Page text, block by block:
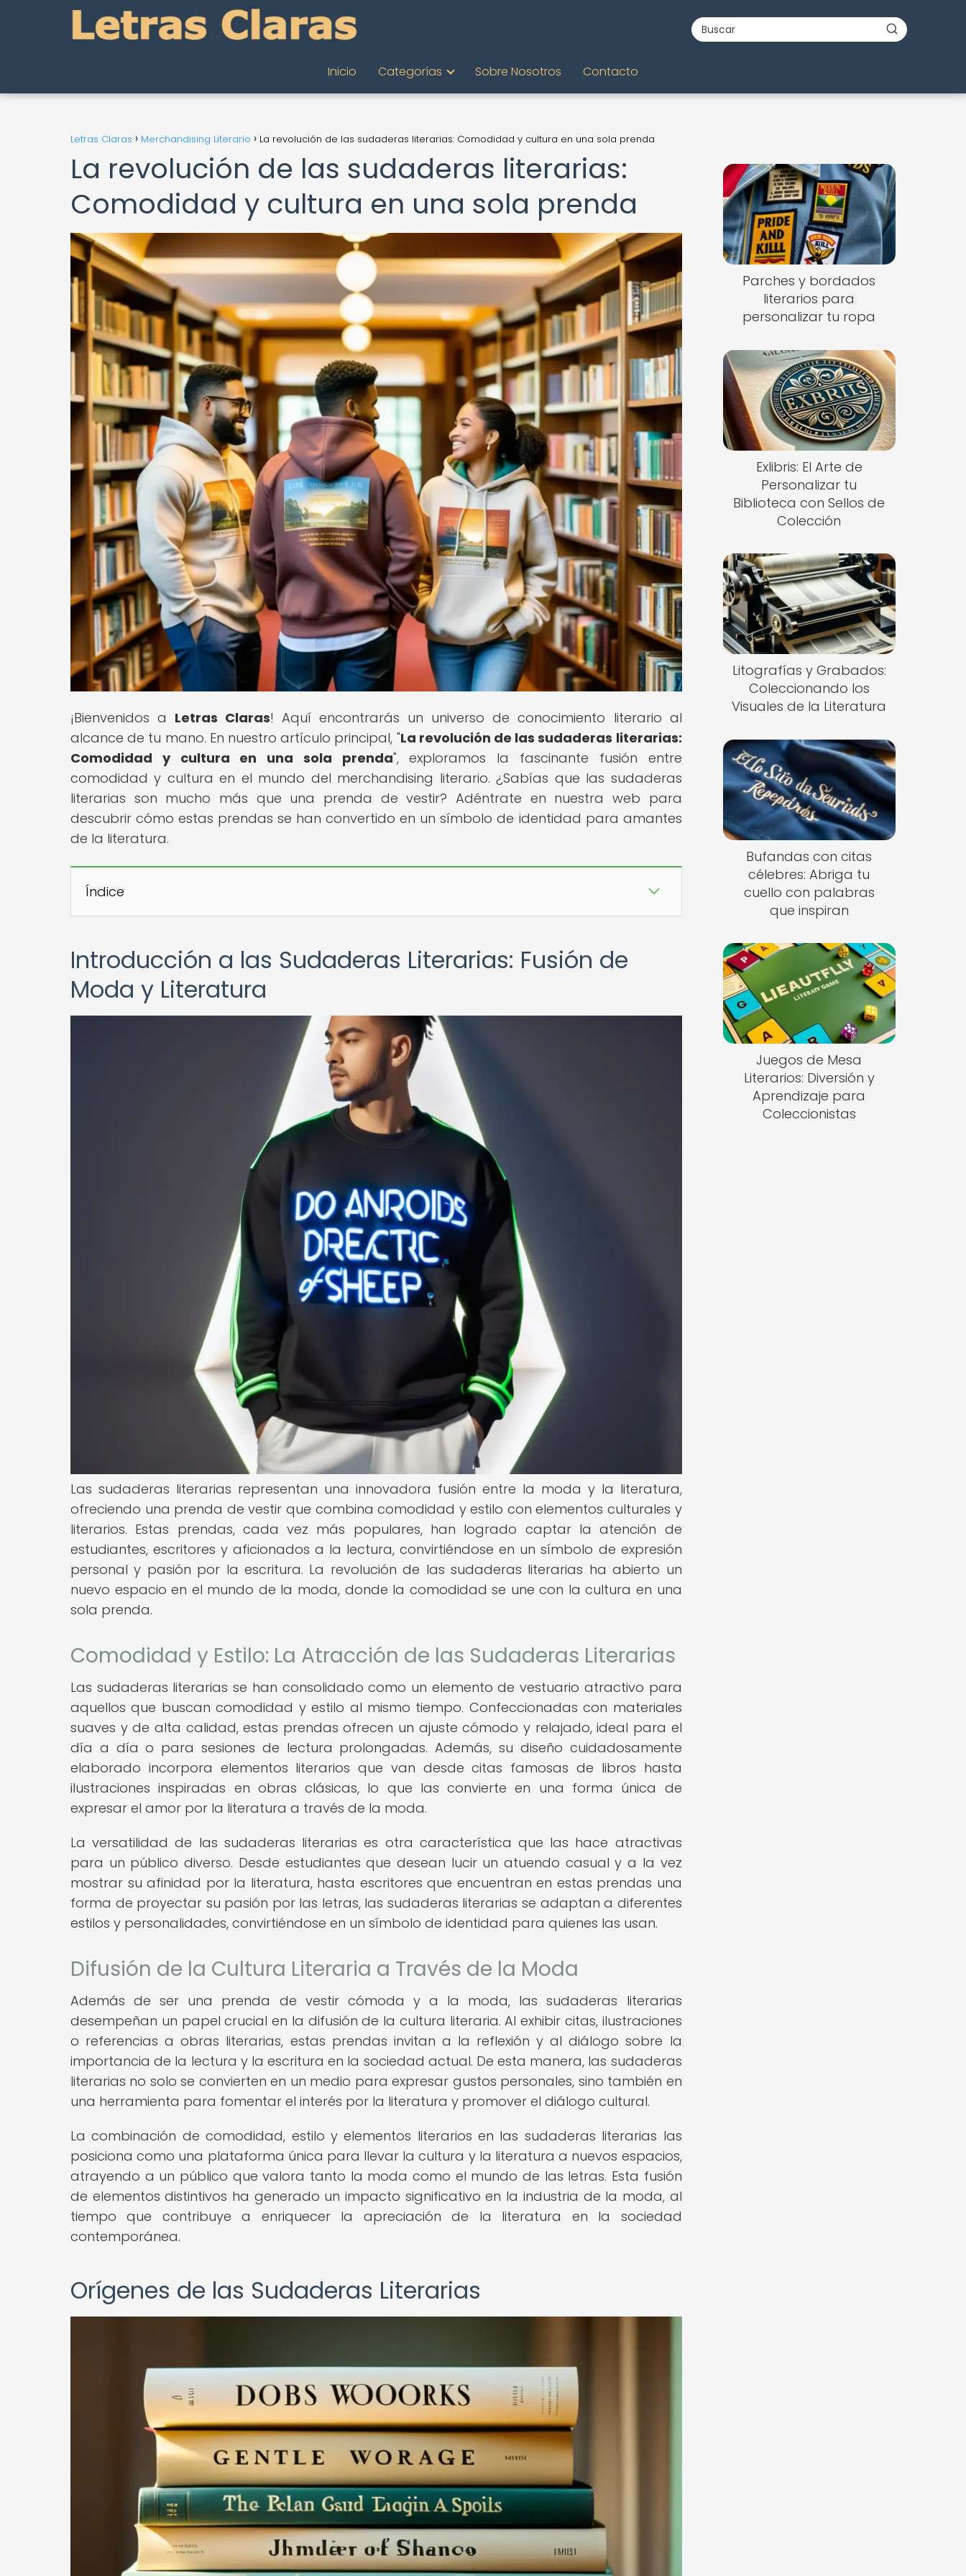
Inicio Categorías Sobre Nosotros Contacto
Letras Claras Merchandising Literario La revolución de las sudaderas literarias: Comodidad y cultura en una sola prenda
La revolución de las sudaderas literarias:
Comodidad y cultura en una sola prenda
¡Bienvenidos a Letras Claras! Aquí encontrarás un universo de conocimiento literario al
alcance de tu mano. En nuestro artículo principal, "La revolución de las sudaderas literarias:
Comodidad y cultura en una sola prenda", exploramos la fascinante fusión entre
comodidad y cultura en el mundo del merchandising literario. ¿Sabías que las sudaderas
literarias son mucho más que una prenda de vestir? Adéntrate en nuestra web para
descubrir cómo estas prendas se han convertido en un símbolo de identidad para amantes
de la literatura.
Índice
Introducción a las Sudaderas Literarias: Fusión de
Moda y Literatura
Las sudaderas literarias representan una innovadora fusión entre la moda y la literatura,
ofreciendo una prenda de vestir que combina comodidad y estilo con elementos culturales y
literarios. Estas prendas, cada vez más populares, han logrado captar la atención de
estudiantes, escritores y aficionados a la lectura, convirtiéndose en un símbolo de expresión
personal y pasión por la escritura. La revolución de las sudaderas literarias ha abierto un
nuevo espacio en el mundo de la moda, donde la comodidad se une con la cultura en una
sola prenda.
Comodidad y Estilo: La Atracción de las Sudaderas Literarias
Las sudaderas literarias se han consolidado como un elemento de vestuario atractivo para
aquellos que buscan comodidad y estilo al mismo tiempo. Confeccionadas con materiales
suaves y de alta calidad, estas prendas ofrecen un ajuste cómodo y relajado, ideal para el
día a día o para sesiones de lectura prolongadas. Además, su diseño cuidadosamente
elaborado incorpora elementos literarios que van desde citas famosas de libros hasta
ilustraciones inspiradas en obras clásicas, lo que las convierte en una forma única de
expresar el amor por la literatura a través de la moda.
La versatilidad de las sudaderas literarias es otra característica que las hace atractivas
para un público diverso. Desde estudiantes que desean lucir un atuendo casual y a la vez
mostrar su afinidad por la literatura, hasta escritores que encuentran en estas prendas una
forma de proyectar su pasión por las letras, las sudaderas literarias se adaptan a diferentes
estilos y personalidades, convirtiéndose en un símbolo de identidad para quienes las usan.
Difusión de la Cultura Literaria a Través de la Moda
Además de ser una prenda de vestir cómoda y a la moda, las sudaderas literarias
desempeñan un papel crucial en la difusión de la cultura literaria. Al exhibir citas, ilustraciones
o referencias a obras literarias, estas prendas invitan a la reflexión y al diálogo sobre la
importancia de la lectura y la escritura en la sociedad actual. De esta manera, las sudaderas
literarias no solo se convierten en un medio para expresar gustos personales, sino también en
una herramienta para fomentar el interés por la literatura y promover el diálogo cultural.
La combinación de comodidad, estilo y elementos literarios en las sudaderas literarias las
posiciona como una plataforma única para llevar la cultura y la literatura a nuevos espacios,
atrayendo a un público que valora tanto la moda como el mundo de las letras. Esta fusión
de elementos distintivos ha generado un impacto significativo en la industria de la moda, al
tiempo que contribuye a enriquecer la apreciación de la literatura en la sociedad
contemporánea.
Orígenes de las Sudaderas Literarias
Parches y bordados
literarios para
personalizar tu ropa
Exlibris: El Arte de
Personalizar tu
Biblioteca con Sellos de
Colección
Litografías y Grabados:
Coleccionando los
Visuales de la Literatura
Bufandas con citas
célebres: Abriga tu
cuello con palabras
que inspiran
Juegos de Mesa
Literarios: Diversión y
Aprendizaje para
Coleccionistas